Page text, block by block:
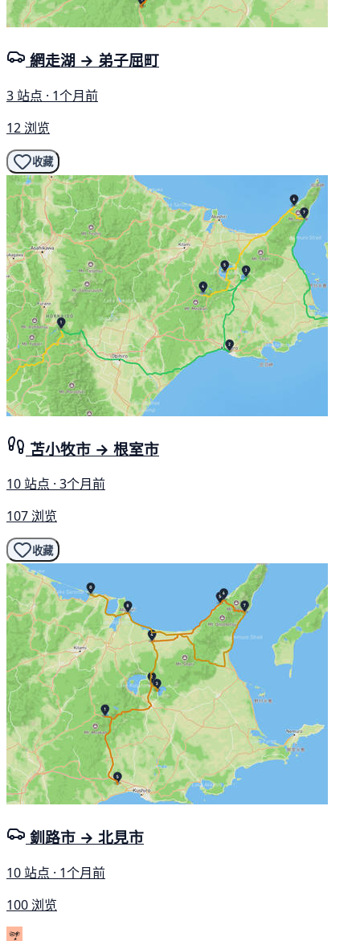
網走湖 → 弟子屈町
3 站点 · 1个月前
12 浏览
收藏
苫小牧市 → 根室市
10 站点 · 3个月前
107 浏览
收藏
釧路市 → 北見市
10 站点 · 1个月前
100 浏览